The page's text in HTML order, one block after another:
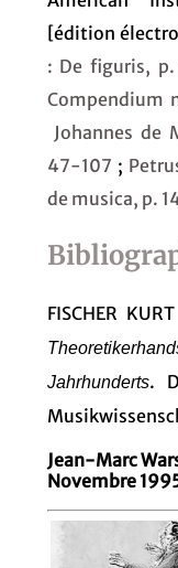
[édition
: De figuris,
Compendium
Johannes de
47-107 ;
de musica, p.
FISCHER
Jahrhunderts.
Jean-Marc
Novembre